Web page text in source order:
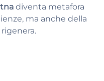
diventa metafora
ma anche della